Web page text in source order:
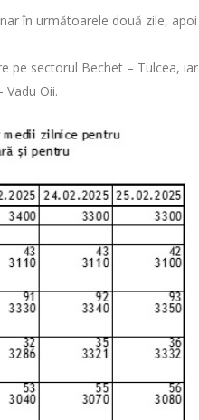
în următoarele două zile,
pe sectorul Bechet – Tulcea,
Oii.